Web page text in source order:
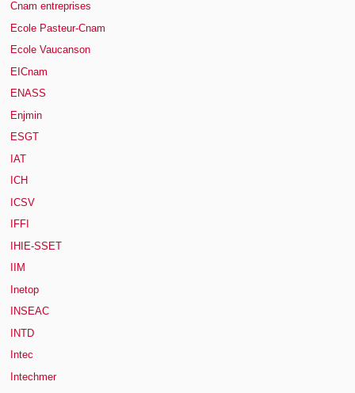
Cnam entreprises
Ecole Pasteur-Cnam
Ecole Vaucanson
EICnam
ENASS
Enjmin
ESGT
IAT
ICH
ICSV
IFFI
IHIE-SSET
IIM
Inetop
INSEAC
INTD
Intec
Intechmer